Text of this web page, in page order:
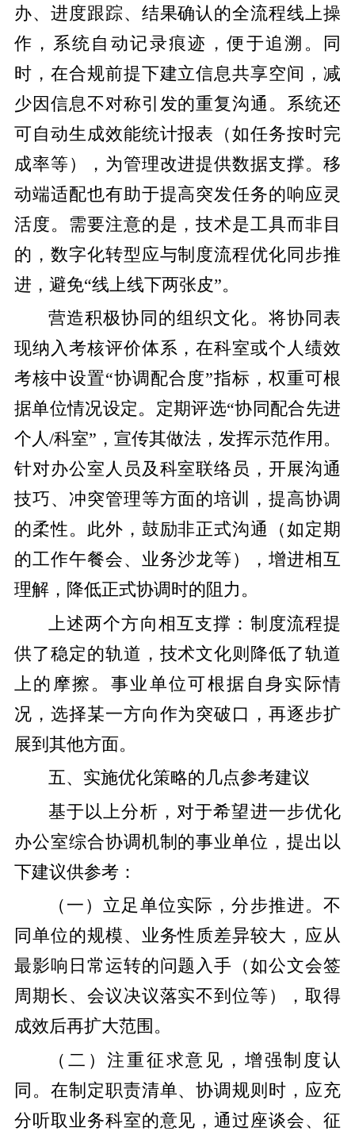
办、进度跟踪、结果确认的全流程线上操
作，系统自动记录痕迹，便于追溯。同
时，在合规前提下建立信息共享空间，减
少因信息不对称引发的重复沟通。系统还
可自动生成效能统计报表（如任务按时完
成率等），为管理改进提供数据支撑。移
动端适配也有助于提高突发任务的响应灵
活度。需要注意的是，技术是工具而非目
的，数字化转型应与制度流程优化同步推
进，避免“线上线下两张皮”。
营造积极协同的组织文化。将协同表
现纳入考核评价体系，在科室或个人绩效
考核中设置“协调配合度”指标，权重可根
据单位情况设定。定期评选“协同配合先进
个人/科室”，宣传其做法，发挥示范作用。
针对办公室人员及科室联络员，开展沟通
技巧、冲突管理等方面的培训，提高协调
的柔性。此外，鼓励非正式沟通（如定期
的工作午餐会、业务沙龙等），增进相互
理解，降低正式协调时的阻力。
上述两个方向相互支撑：制度流程提
供了稳定的轨道，技术文化则降低了轨道
上的摩擦。事业单位可根据自身实际情
况，选择某一方向作为突破口，再逐步扩
展到其他方面。
五、实施优化策略的几点参考建议
基于以上分析，对于希望进一步优化
办公室综合协调机制的事业单位，提出以
下建议供参考：
（一）立足单位实际，分步推进。不
同单位的规模、业务性质差异较大，应从
最影响日常运转的问题入手（如公文会签
周期长、会议决议落实不到位等），取得
成效后再扩大范围。
（二）注重征求意见，增强制度认
同。在制定职责清单、协调规则时，应充
分听取业务科室的意见，通过座谈会、征